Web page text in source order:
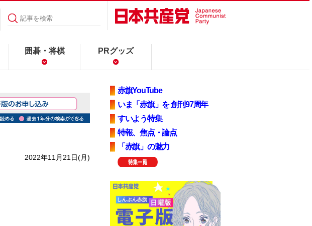
囲碁・将棋 PRグッズ
2022年11月21日(月)
赤旗YouTube
いま「赤旗」を 創刊97周年
すいよう特集
特報、焦点・論点
「赤旗」の魅力